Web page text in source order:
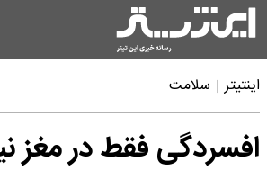
اینتیتر سلامت
افسردگی فقط در مغز